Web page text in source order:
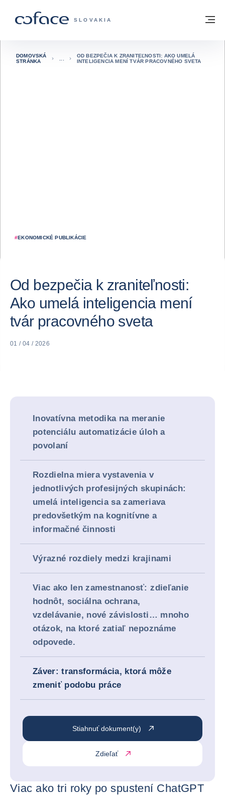
COFACE FOR TRADE - WEBOVÁ
SLOVAKIA
Späť na domovskú stránku
#EKONOMICKÉ PUBLIKÁCIE
DOMOVSKÁ
STRÁNKA
OD BEZPEČIA K ZRANITEĽNOSTI: AKO UMELÁ
INTELIGENCIA MENÍ TVÁR PRACOVNÉHO SVETA
Od bezpečia k zraniteľnosti:
Ako umelá inteligencia mení
tvár pracovného sveta
01 / 04 / 2026
Inovatívna metodika na meranie
potenciálu automatizácie úloh a
povolaní
Rozdielna miera vystavenia v
jednotlivých profesijných skupinách:
umelá inteligencia sa zameriava
predovšetkým na kognitívne a
informačné činnosti
Výrazné rozdiely medzi krajinami
Viac ako len zamestnanosť: zdieľanie
hodnôt, sociálna ochrana,
vzdelávanie, nové závislosti… mnoho
otázok, na ktoré zatiaľ nepoznáme
odpovede.
Záver: transformácia, ktorá môže
zmeniť podobu práce
Stiahnuť dokument(y)
Zdieľať
Viac ako tri roky po spustení ChatGPT